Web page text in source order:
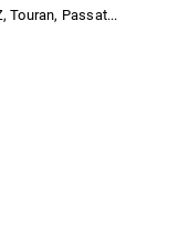
Touran, Passat...